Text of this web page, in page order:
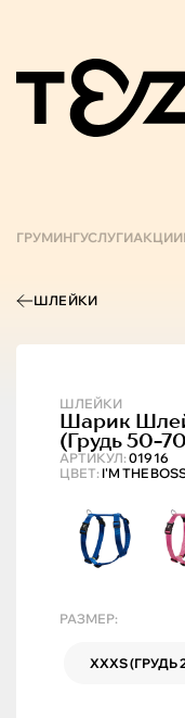
ГРУМИНГУСЛУГИАКЦИИ
ШЛЕЙКИ
ШЛЕЙКИ
АРТИКУЛ: 01916
Шарик
(грудь 50-
ЦВЕТ: I'M THE
РАЗМЕР:
XXXS (ГРУДЬ